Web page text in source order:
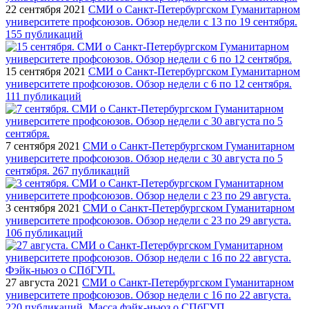
22 сентября 2021 СМИ о Санкт-Петербургском Гуманитарном
университете профсоюзов. Обзор недели с 13 по 19 сентября.
155 публикаций
15 сентября 2021 СМИ о Санкт-Петербургском Гуманитарном
университете профсоюзов. Обзор недели с 6 по 12 сентября.
111 публикаций
7 сентября 2021 СМИ о Санкт-Петербургском Гуманитарном
университете профсоюзов. Обзор недели с 30 августа по 5
сентября. 267 публикаций
3 сентября 2021 СМИ о Санкт-Петербургском Гуманитарном
университете профсоюзов. Обзор недели с 23 по 29 августа.
106 публикаций
27 августа 2021 СМИ о Санкт-Петербургском Гуманитарном
университете профсоюзов. Обзор недели с 16 по 22 августа.